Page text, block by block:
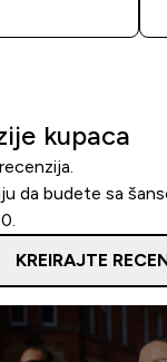
kupaca
da budete sa
KREIRAJTE